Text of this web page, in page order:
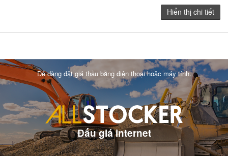
Hiển thị chi tiết
Dễ dàng đặt giá thầu bằng điện thoại hoặc máy tính.
Đấu giá internet